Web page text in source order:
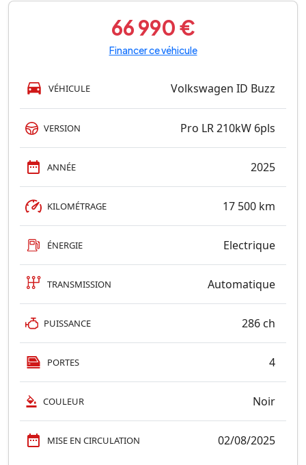
66 990 €
Financer ce véhicule
VÉHICULE Volkswagen ID Buzz
VERSION Pro LR 210kW 6pls
ANNÉE 2025
KILOMÉTRAGE 17 500 km
ÉNERGIE Electrique
TRANSMISSION Automatique
PUISSANCE 286 ch
PORTES 4
COULEUR Noir
MISE EN CIRCULATION 02/08/2025